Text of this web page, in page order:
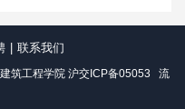
联系我们
筑工程学院 沪交ICP备05053
流